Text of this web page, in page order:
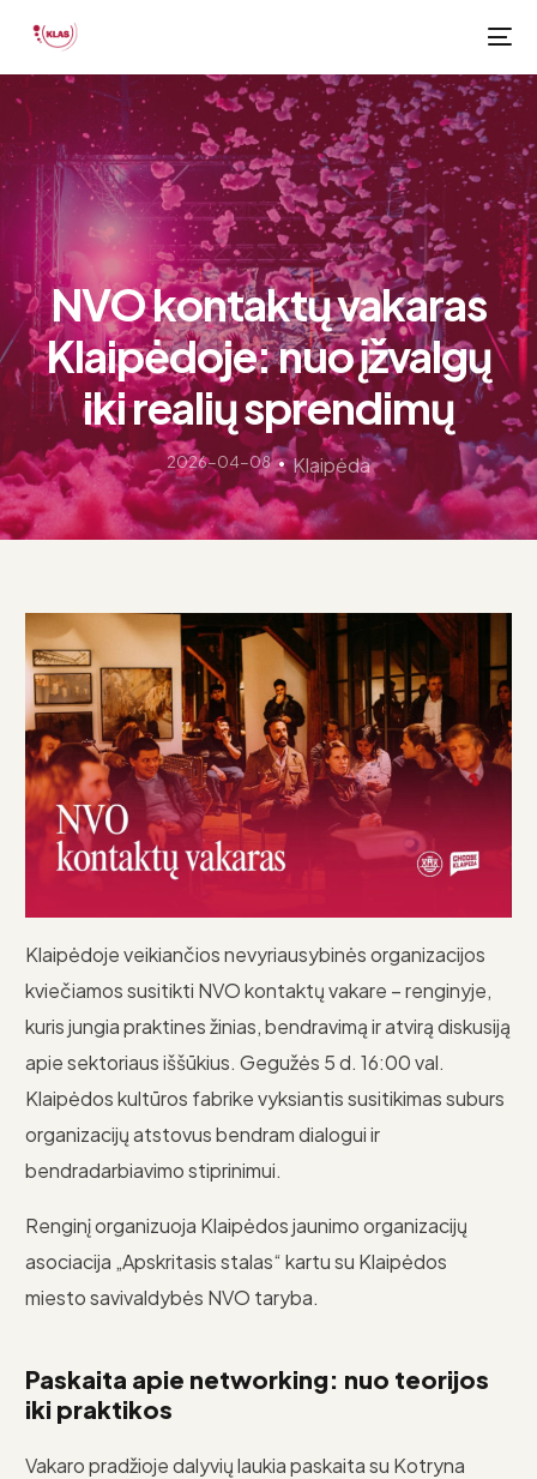
NVO kontaktų vakaras
Klaipėdoje: nuo įžvalgų
iki realių sprendimų
2026-04-08 Klaipėda
Klaipėdoje veikiančios nevyriausybinės organizacijos
kviečiamos susitikti NVO kontaktų vakare – renginyje,
kuris jungia praktines žinias, bendravimą ir atvirą diskusiją
apie sektoriaus iššūkius. Gegužės 5 d. 16:00 val.
Klaipėdos kultūros fabrike vyksiantis susitikimas suburs
organizacijų atstovus bendram dialogui ir
bendradarbiavimo stiprinimui.
Renginį organizuoja Klaipėdos jaunimo organizacijų
asociacija „Apskritasis stalas“ kartu su Klaipėdos
miesto savivaldybės NVO taryba.
Paskaita apie networking: nuo teorijos
iki praktikos
Vakaro pradžioje dalyvių laukia paskaita su Kotryna